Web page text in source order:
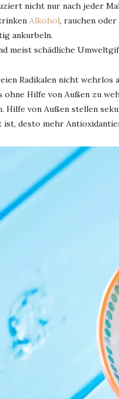
nicht nur nach jeder
Alkohol, rauchen oder
ankurbeln.
meist schädliche
Radikalen nicht wehrlos
ohne Hilfe von Außen zu
Hilfe von Außen stellen
desto mehr